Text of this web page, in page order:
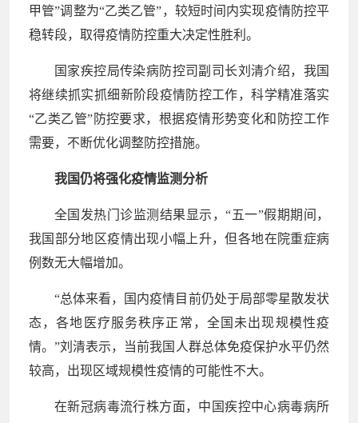
甲管”调整为“乙类乙管”，较短时间内实现疫情防控平
稳转段，取得疫情防控重大决定性胜利。
国家疾控局传染病防控司副司长刘清介绍，我国
将继续抓实抓细新阶段疫情防控工作，科学精准落实
“乙类乙管”防控要求，根据疫情形势变化和防控工作
需要，不断优化调整防控措施。
我国仍将强化疫情监测分析
全国发热门诊监测结果显示，“五一”假期期间，
我国部分地区疫情出现小幅上升，但各地在院重症病
例数无大幅增加。
“总体来看，国内疫情目前仍处于局部零星散发状
态，各地医疗服务秩序正常，全国未出现规模性疫
情。”刘清表示，当前我国人群总体免疫保护水平仍然
较高，出现区域规模性疫情的可能性不大。
在新冠病毒流行株方面，中国疾控中心病毒病所